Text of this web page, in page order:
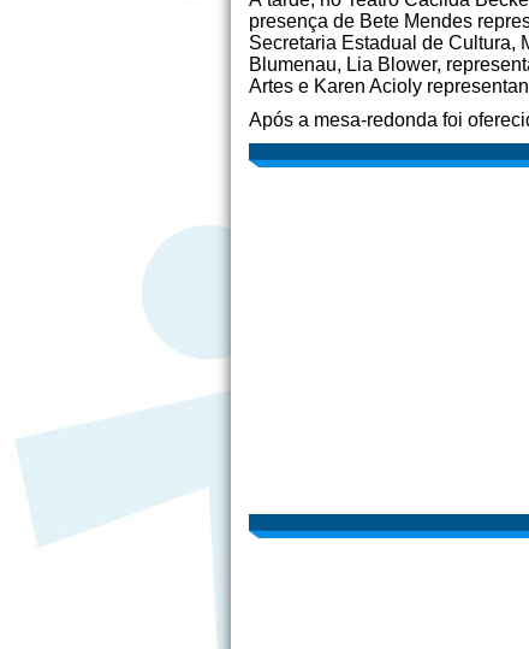
presença de Bete Mendes
Secretaria Estadual de Cultura,
Blumenau, Lia Blower,
Artes e Karen Acioly
Após a mesa-redonda foi